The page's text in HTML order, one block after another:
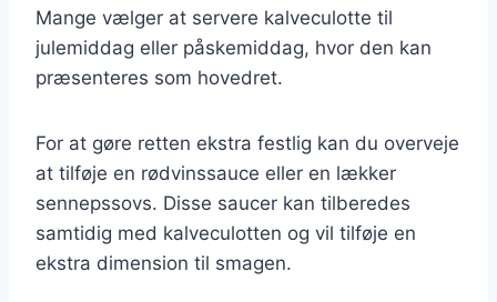
Mange vælger at servere kalveculotte til
julemiddag eller påskemiddag, hvor den kan
præsenteres som hovedret.
For at gøre retten ekstra festlig kan du overveje
at tilføje en rødvinssauce eller en lækker
sennepssovs. Disse saucer kan tilberedes
samtidig med kalveculotten og vil tilføje en
ekstra dimension til smagen.